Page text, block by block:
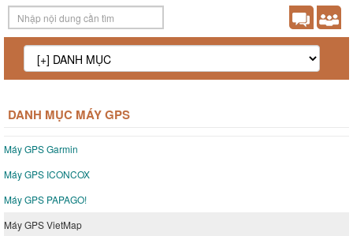
DANH MỤC MÁY GPS
Máy GPS Garmin
Máy GPS ICONCOX
Máy GPS PAPAGO!
Máy GPS VietMap